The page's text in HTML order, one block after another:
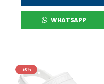
WHATSAPP
-50%